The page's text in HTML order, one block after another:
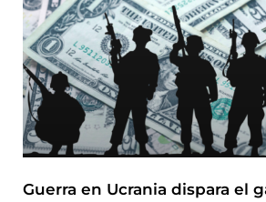
Guerra en Ucrania dispara el